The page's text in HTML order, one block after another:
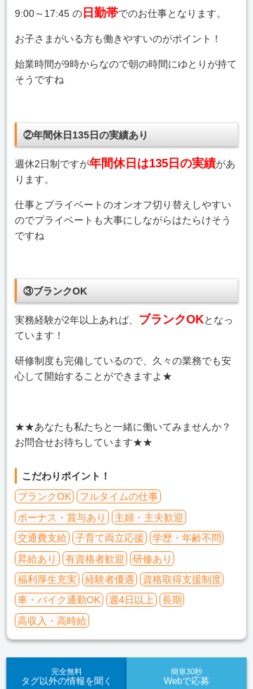
9:00～17:45 の 日勤帯でのお仕事となります。
お子さまがいる方も働きやすいのがポイント！
始業時間が9時からなので朝の時間にゆとりが持て
そうですね
②年間休日135日の実績あり
週休2日制ですが年間休日は135日の実績があ
ります。
仕事とプライベートのオンオフ切り替えしやすい
のでプライベートも大事にしながらはたらけそう
ですね
③ブランクOK
実務経験が2年以上あれば、 ブランクOKとなっ
ています！
研修制度も完備しているので、久々の業務でも安
心して開始することができますよ★
★★あなたも私たちと一緒に働いてみませんか？
お問合せお待ちしています★★
こだわりポイント！
ブランクOK
フルタイムの仕事
ボーナス・賞与あり
主婦・主夫歓迎
交通費支給
子育て両立応援
学歴・年齢不問
昇給あり
有資格者歓迎
研修あり
福利厚生充実
経験者優遇
資格取得支援制度
車・バイク通勤OK
週4日以上
長期
高収入・高時給
完全無料
タグ以外の情報を聞く
簡単30秒
Webで応募